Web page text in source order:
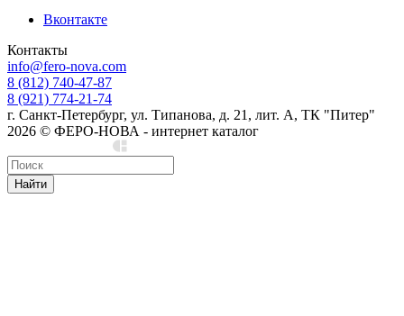
Вконтакте
Контакты
info@fero-nova.com
8 (812) 740-47-87
8 (921) 774-21-74
г. Санкт-Петербург, ул. Типанова, д. 21, лит. А, ТК "Питер"
2026 © ФЕРО-НОВА - интернет каталог
Найти